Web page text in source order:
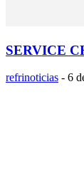
SERVICE
refrinoticias - 6